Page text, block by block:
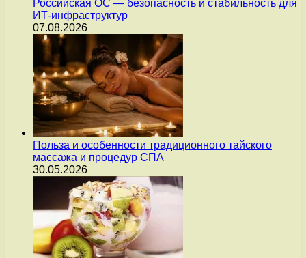
Российская ОС — безопасность и стабильность для
ИТ-инфраструктур
07.08.2026
Польза и особенности традиционного тайского
массажа и процедур СПА
30.05.2026